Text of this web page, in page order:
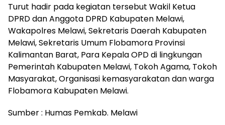
Turut hadir pada kegiatan tersebut Wakil Ketua
DPRD dan Anggota DPRD Kabupaten Melawi,
Wakapolres Melawi, Sekretaris Daerah Kabupaten
Melawi, Sekretaris Umum Flobamora Provinsi
Kalimantan Barat, Para Kepala OPD di lingkungan
Pemerintah Kabupaten Melawi, Tokoh Agama, Tokoh
Masyarakat, Organisasi kemasyarakatan dan warga
Flobamora Kabupaten Melawi.
Sumber : Humas Pemkab. Melawi